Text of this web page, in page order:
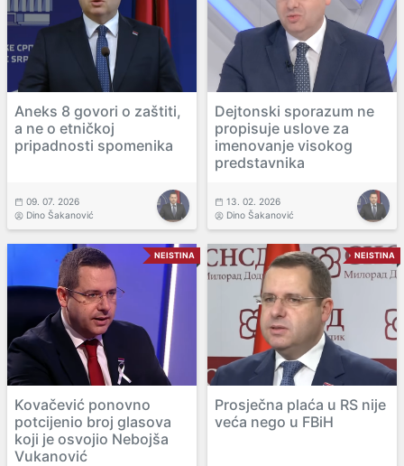
Aneks 8 govori o zaštiti,
a ne o etničkoj
pripadnosti spomenika
09. 07. 2026
Dino Šakanović
Dejtonski sporazum ne
propisuje uslove za
imenovanje visokog
predstavnika
13. 02. 2026
Dino Šakanović
NEISTINA
Kovačević ponovno
potcijenio broj glasova
koji je osvojio Nebojša
Vukanović
NEISTINA
Prosječna plaća u RS nije
veća nego u FBiH